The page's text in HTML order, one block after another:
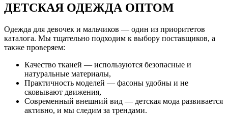
ДЕТСКАЯ ОДЕЖДА ОПТОМ
Одежда для девочек и мальчиков — один из приоритетов
каталога. Мы тщательно подходим к выбору поставщиков, а
также проверяем:
Качество тканей — используются безопасные и
натуральные материалы,
Практичность моделей — фасоны удобны и не
сковывают движения,
Современный внешний вид — детская мода развивается
активно, и мы следим за трендами.